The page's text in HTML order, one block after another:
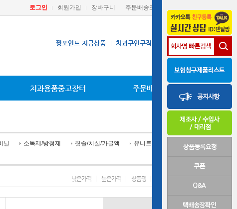
로그인 회원가입 장바구니 주문배송조회
짱포인트 지급상품 치과구인구직 장비A/S요청
치과용품중고장터 주문배송조회
닐 소독제/방청제 칫솔/치실/가글액
유니트부착
낮은가격 높은가격 상품명